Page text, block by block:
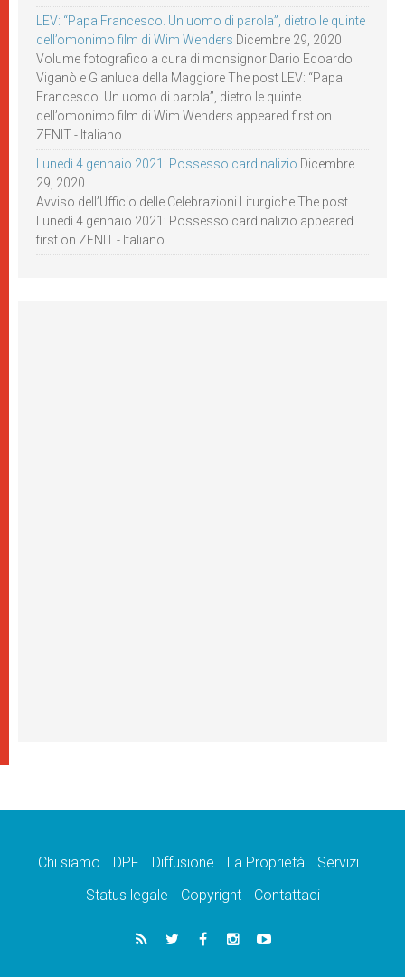
LEV: “Papa Francesco. Un uomo di parola”, dietro le quinte
dell’omonimo film di Wim Wenders Dicembre 29, 2020
Volume fotografico a cura di monsignor Dario Edoardo
Viganò e Gianluca della Maggiore The post LEV: “Papa
Francesco. Un uomo di parola”, dietro le quinte
dell’omonimo film di Wim Wenders appeared first on
ZENIT - Italiano.
Lunedì 4 gennaio 2021: Possesso cardinalizio Dicembre
29, 2020
Avviso dell’Ufficio delle Celebrazioni Liturgiche The post
Lunedì 4 gennaio 2021: Possesso cardinalizio appeared
first on ZENIT - Italiano.
Chi siamo DPF Diffusione La Proprietà
Servizi
Status legale
Copyright Contattaci